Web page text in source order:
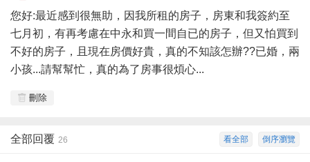
您好:最近感到很無助，因我所租的房子，房東和我簽約至
七月初，有再考慮在中永和買一間自已的房子，但又怕買到
不好的房子，且現在房價好貴，真的不知該怎辦??已婚，兩
小孩...請幫幫忙，真的為了房事很煩心...
刪除
倒序瀏覽
看全部
全部回覆 26